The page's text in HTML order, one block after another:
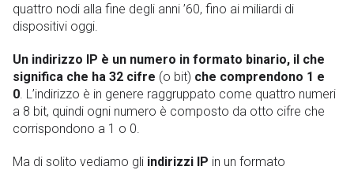
quattro nodi alla fine degli anni ’60, fino ai miliardi di
dispositivi oggi.
Un indirizzo IP è un numero in formato binario, il che
significa che ha 32 cifre (o bit) che comprendono 1 e
0 . L’indirizzo è in genere raggruppato come quattro numeri
a 8 bit, quindi ogni numero è composto da otto cifre che
corrispondono a 1 o 0.
Ma di solito vediamo gli indirizzi IP in un formato